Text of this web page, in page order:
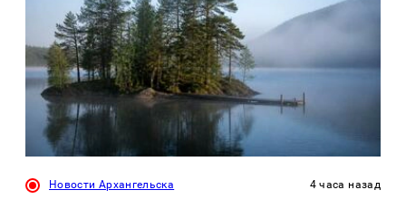
Новости Архангельска 4 часа назад